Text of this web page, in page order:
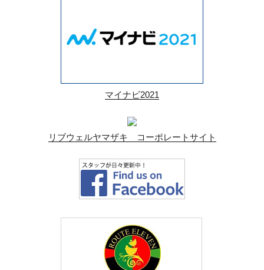
マイナビ2021
リブウェルヤマザキ コーポレートサイト